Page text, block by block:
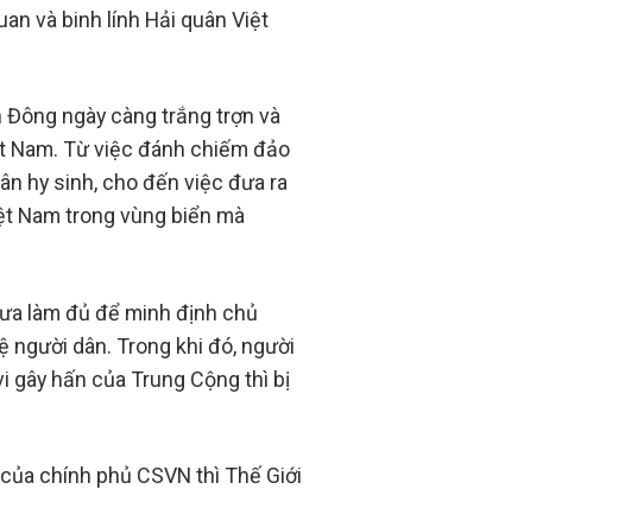
và binh lính Hải quân Việt
Đông ngày càng trắng trợn và
Nam. Từ việc đánh chiếm đảo
hy sinh, cho đến việc đưa ra
Nam trong vùng biển mà
làm đủ để minh định chủ
người dân. Trong khi đó, người
gây hấn của Trung Cộng thì bị
chính phủ CSVN thì Thế Giới